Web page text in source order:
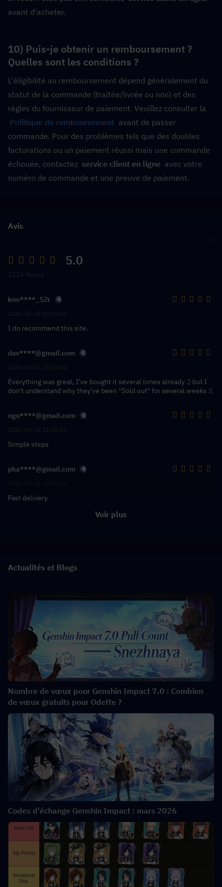
avant d'acheter.
10) Puis-je obtenir un remboursement ?
Quelles sont les conditions ?
L'éligibilité au remboursement dépend généralement du
statut de la commande (traitée/livrée ou non) et des
règles du fournisseur de paiement. Veuillez consulter la
Politique de remboursement
  avant de passer
commande. Pour des problèmes tels que des doubles
facturations ou un paiement réussi mais une commande
échouée, contactez service client en ligne
  avec votre
numéro de commande et une preuve de paiement.
Avis
5.0
kno****_52r
I do recommend this site.
dav****@gmail.com
Everything was great, I've bought it several times already :) but I
don't understand why they've been "Sold out" for several weeks :(
ngu****@gmail.com
Simple steps
pha****@gmail.com
Fast delivery.
Voir plus
Actualités et Blogs
Nombre de vœux pour Genshin Impact 7.0 : Combien
de vœux gratuits pour Odette ?
Codes d'échange Genshin Impact : mars 2026